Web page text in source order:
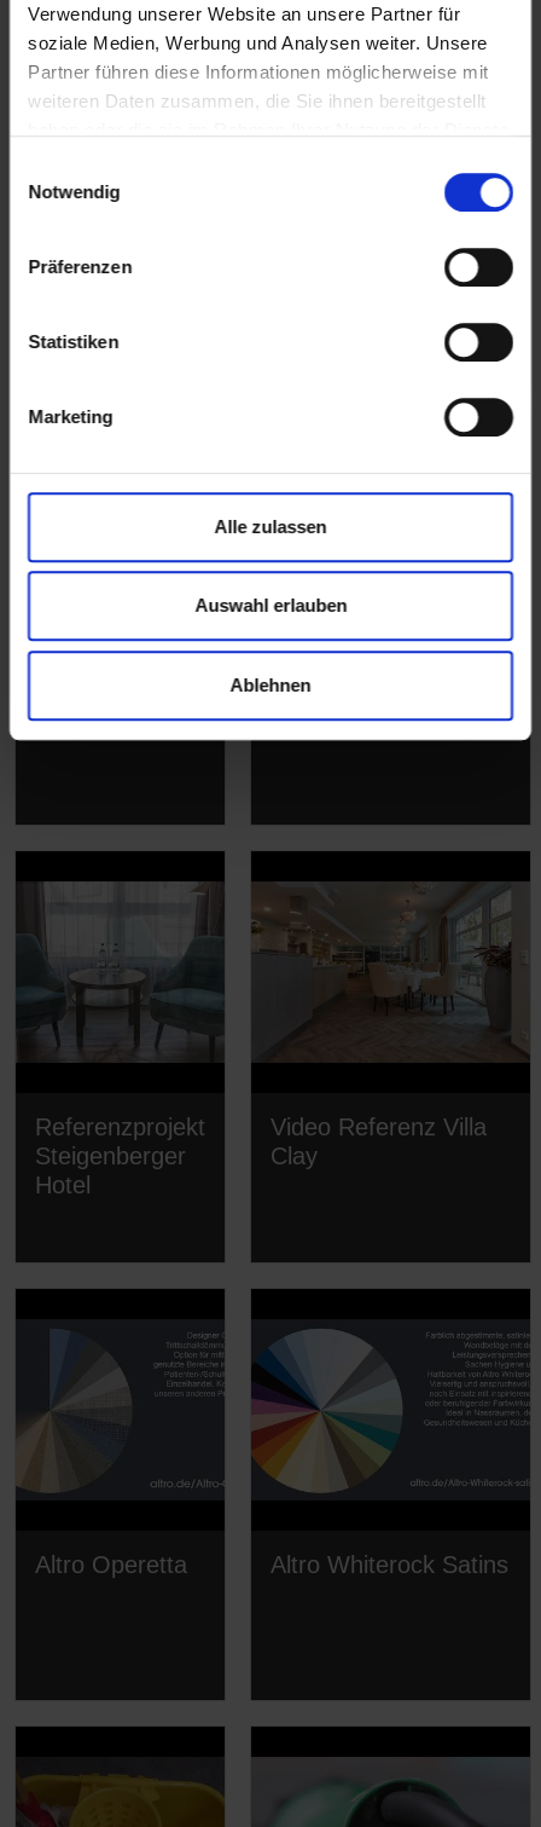
Verwendung unserer Website an unsere Partner für
soziale Medien, Werbung und Analysen weiter. Unsere
Partner führen diese Informationen möglicherweise mit
weiteren Daten zusammen, die Sie ihnen bereitgestellt
Notwendig
Präferenzen
Statistiken
Marketing
Alle zulassen
Auswahl erlauben
Ablehnen
Komplettlösung
Altro ohne Klebstoff
Altro Orchestra
Referenzprojekt
Frauenklinik Hamburg
Referenzprojekt
Steigenberger
Hotel
Video Referenz Villa
Clay
Altro Operetta Altro Whiterock Satins